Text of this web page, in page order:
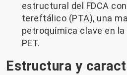
estructural del FDCA
tereftálico (PTA), una
petroquímica clave en
PET.
Estructura y